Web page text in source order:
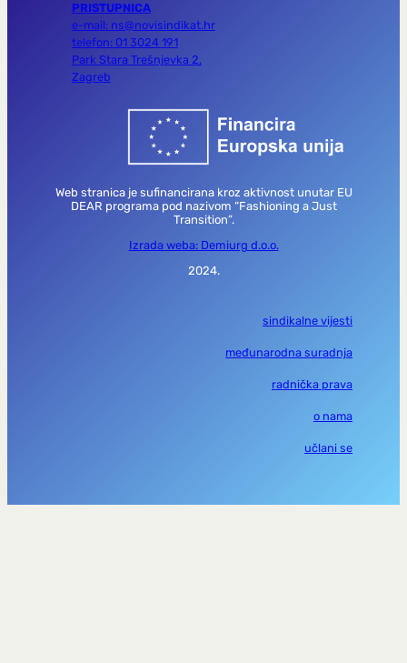
PRISTUPNICA
e-mail: ns@novisindikat.hr
telefon: 01 3024 191
Park Stara Trešnjevka 2,
Zagreb
Web stranica je sufinancirana kroz aktivnost unutar EU
DEAR programa pod nazivom “Fashioning a Just
Transition”.
Izrada weba: Demiurg d.o.o.
2024.
sindikalne vijesti
međunarodna suradnja
radnička prava
o nama
učlani se